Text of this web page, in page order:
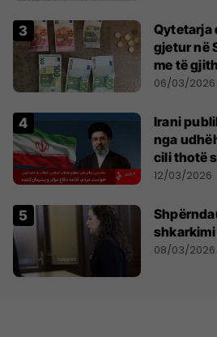
Qytetarja
gjetur në
me të
paratë
06/03/2026
Irani
nga
cili thotë
Hormuzit
12/03/2026
shkarkimi
08/03/2026